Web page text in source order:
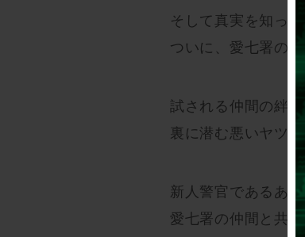
そして真実を知っ
ついに、愛七署の
試される仲間の絆、
裏に潜む悪いヤツら
新人警官であるあな
愛七署の仲間と共